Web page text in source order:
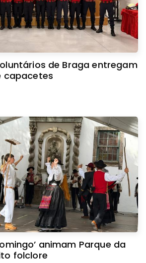
de Braga entregam
capacetes
animam Parque da
folclore